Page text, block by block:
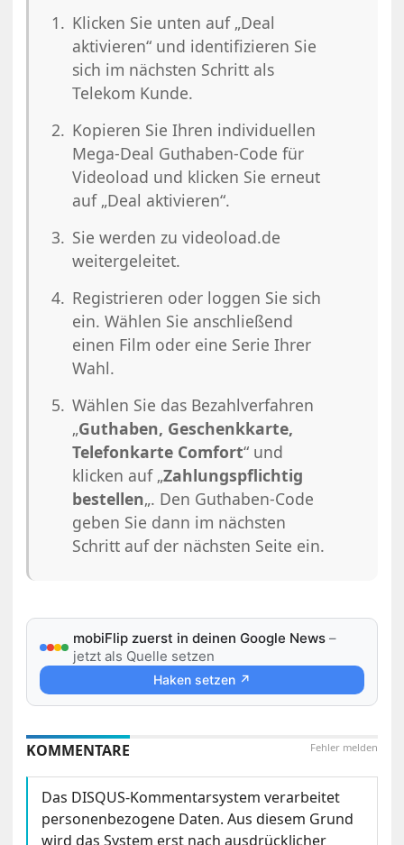
Klicken Sie unten auf „Deal
aktivieren“ und identifizieren Sie
sich im nächsten Schritt als
Telekom Kunde.
Kopieren Sie Ihren individuellen
Mega-Deal Guthaben-Code für
Videoload und klicken Sie erneut
auf „Deal aktivieren“.
Sie werden zu videoload.de
weitergeleitet.
Registrieren oder loggen Sie sich
ein. Wählen Sie anschließend
einen Film oder eine Serie Ihrer
Wahl.
Wählen Sie das Bezahlverfahren
„Guthaben, Geschenkkarte,
Telefonkarte Comfort“ und
klicken auf „Zahlungspflichtig
bestellen„. Den Guthaben-Code
geben Sie dann im nächsten
Schritt auf der nächsten Seite ein.
mobiFlip zuerst in deinen Google News –
jetzt als Quelle setzen
Haken setzen ↗
Fehler melden
KOMMENTARE
Das DISQUS-Kommentarsystem verarbeitet
personenbezogene Daten. Aus diesem Grund
wird das System erst nach ausdrücklicher